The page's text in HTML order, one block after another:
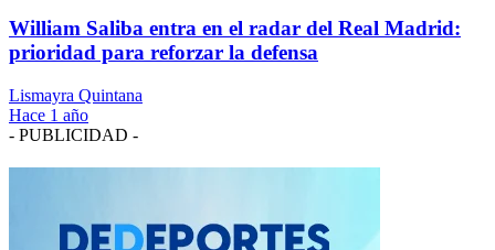
William Saliba entra en el radar del Real Madrid:
prioridad para reforzar la defensa
Lismayra Quintana
Hace 1 año
- PUBLICIDAD -